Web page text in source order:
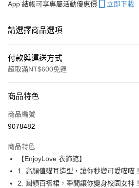
App 結帳可享專屬活動優惠價 立即下載
請選擇商品選項
付款與運送方式
超取滿NT$600免運
信用卡一次付款
超商取貨付款
Apple Pay
街口支付
商品特色
商品編號
9078482
商品特色
【EnjoyLove 衣飾館】
1. 高顏值貓耳造型，讓你秒變可愛喵喵！
2. 圓領百褶裙，瞬間讓你變身校園女神！